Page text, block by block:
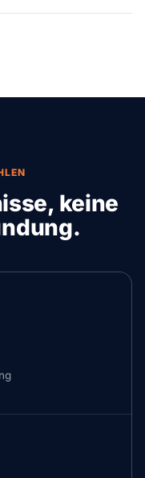
und
keine